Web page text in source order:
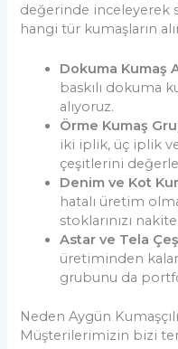
değerinde inceleyerek
hangi tür kumaşların
Dokuma Kumaş
baskılı dokuma
alıyoruz.
Örme Kumaş
iki iplik, üç iplik
çeşitlerini
Denim ve Kot
hatalı üretim
stoklarınızı
Astar ve Tela
üretiminden
grubunu da
Neden Aygün
Müşterilerimizin bizi